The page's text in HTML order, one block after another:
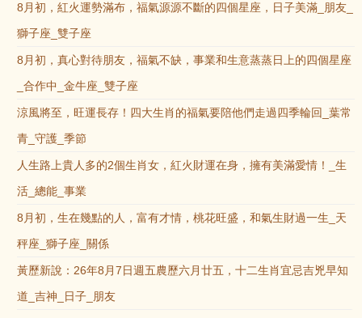
8月初，紅火運勢滿布，福氣源源不斷的四個星座，日子美滿_朋友_
獅子座_雙子座
8月初，真心對待朋友，福氣不缺，事業和生意蒸蒸日上的四個星座
_合作中_金牛座_雙子座
涼風將至，旺運長存！四大生肖的福氣要陪他們走過四季輪回_葉常
青_守護_季節
人生路上貴人多的2個生肖女，紅火財運在身，擁有美滿愛情！_生
活_總能_事業
8月初，生在幾點的人，富有才情，桃花旺盛，和氣生財過一生_天
秤座_獅子座_關係
黃歷新說：26年8月7日週五農歷六月廿五，十二生肖宜忌吉兇早知
道_吉神_日子_朋友